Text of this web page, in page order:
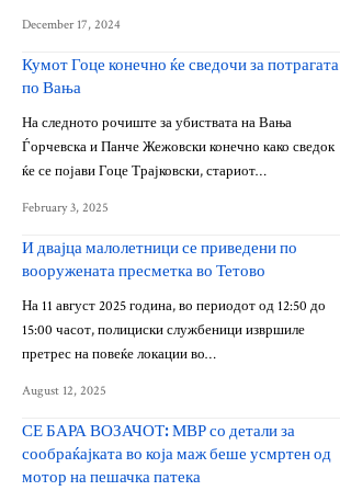
December 17, 2024
Кумот Гоце конечно ќе сведочи за потрагата
по Вања
На следното рочиште за убиствата на Вања
Ѓорчевска и Панче Жежовски конечно како сведок
ќе се појави Гоце Трајковски, стариот…
February 3, 2025
И двајца малолетници се приведени по
вооружената пресметка во Тетово
На 11 август 2025 година, во периодот од 12:50 до
15:00 часот, полициски службеници извршиле
претрес на повеќе локации во…
August 12, 2025
СЕ БАРА ВОЗАЧОТ: МВР со детали за
сообраќајката во која маж беше усмртен од
мотор на пешачка патека